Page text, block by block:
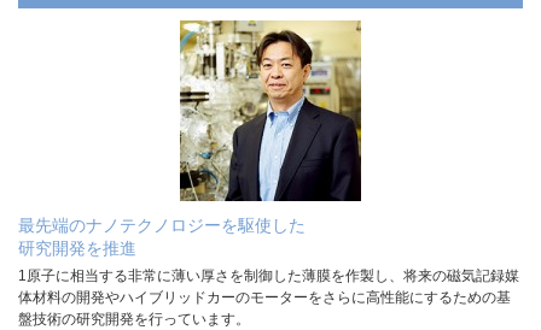
最先端のナノテクノロジーを駆使した
研究開発を推進
1原子に相当する非常に薄い厚さを制御した薄膜を作製し、将来の磁気記録媒
体材料の開発やハイブリッドカーのモーターをさらに高性能にするための基
盤技術の研究開発を行っています。